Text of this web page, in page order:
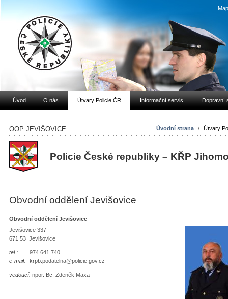
Úvod O nás Útvary Policie ČR Informační servis Dopravní
Úvodní strana / Útvary
OOP JEVIŠOVICE
Policie České republiky – KŘP
Obvodní oddělení Jevišovice
Obvodní oddělení Jevišovice
Jevišovice 337
671 53 Jevišovice
tel.:
974 641 740
e-mail:
krpb.podatelna@policie.gov.cz
vedoucí: npor. Bc. Zdeněk Maxa